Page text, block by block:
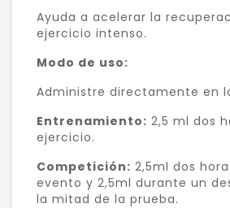
Ayuda a acelerar la
ejercicio intenso.
Modo de uso:
Administre directamente en
Entrenamiento: 2,5 ml dos
ejercicio.
Competición: 2,5ml dos
evento y 2,5ml durante un
la mitad de la prueba.